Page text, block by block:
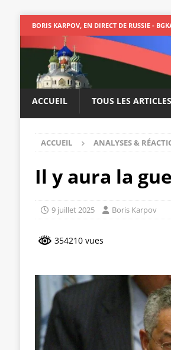
BORIS KARPOV, EN DIRECT DE RUSSIE -
ACCUEIL TOUS LES ARTICLES
ACCUEIL ANALYSES &
Il y aura la
9 juillet 2025 Boris Karpov
354210 vues